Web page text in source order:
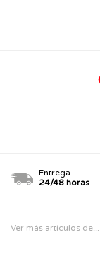
Entrega
24/48 horas
Ver más artículos de...